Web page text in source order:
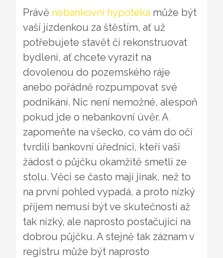
Právě nebankovní hypotéka může být
vaší jízdenkou za štěstím, ať už
potřebujete stavět či rekonstruovat
bydlení, ať chcete vyrazit na
dovolenou do pozemského ráje
anebo pořádně rozpumpovat své
podnikání. Nic není nemožné, alespoň
pokud jde o nebankovní úvěr. A
zapomeňte na všecko, co vám do očí
tvrdili bankovní úředníci, kteří vaši
žádost o půjčku okamžitě smetli ze
stolu. Věci se často mají jinak, než to
na první pohled vypadá, a proto nízký
příjem nemusí být ve skutečnosti až
tak nízký, ale naprosto postačující na
dobrou půjčku. A stejně tak záznam v
registru může být naprosto